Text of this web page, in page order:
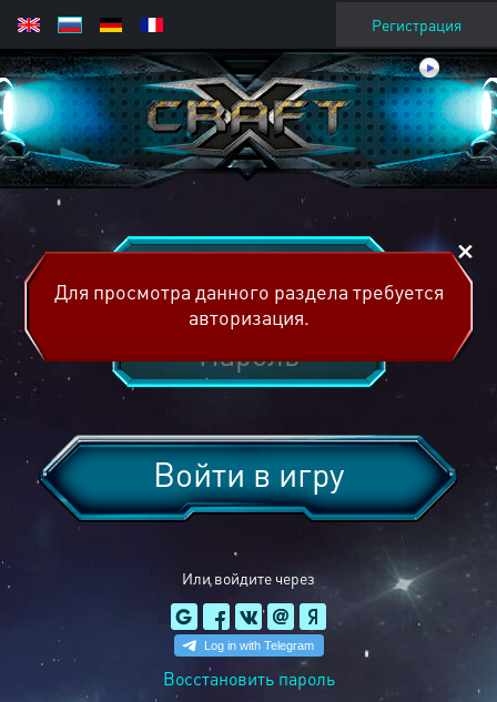
Регистрация
Или войдите через
Войти в игру
Восстановить пароль
Для просмотра данного раздела требуется
авторизация.